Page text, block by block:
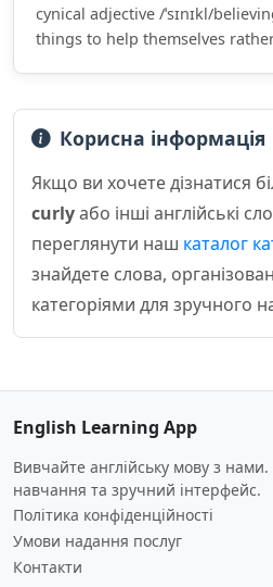
cynical adjective /ˈsɪnɪkl/
things to help themselves
Корисна інформація
Якщо ви хочете дізнатися
curlyабо інші англійські
переглянути наш каталог
знайдете слова,
категоріями для зручного
English Learning App
Вивчайте англійську мову з
навчання та зручний інтерфейс.
Політика конфіденційності
Умови надання послуг
Контакти